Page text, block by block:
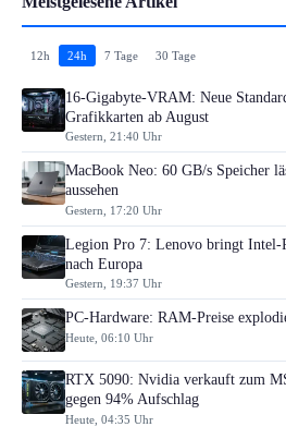
12h 24h 7 Tage 30 Tage
16-Gigabyte-VRAM: Neue
Grafikkarten ab August
Gestern, 21:40 Uhr
MacBook Neo: 60 GB/s Speicher
aussehen
Gestern, 17:20 Uhr
Legion Pro 7: Lenovo bringt
nach Europa
Gestern, 19:37 Uhr
PC-Hardware: RAM-Preise
Heute, 06:10 Uhr
RTX 5090: Nvidia verkauft zum
gegen 94% Aufschlag
Heute, 04:35 Uhr